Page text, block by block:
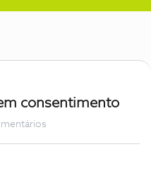
consentimento